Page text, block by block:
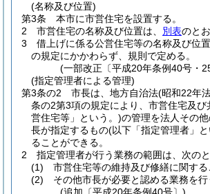
(名称及び位置)
第3条
本市に市営住宅を設置する。
2
市営住宅の名称及び位置は、 別表のと
3
借上げに係る公営住宅等の名称及び位置
の規定にかかわらず、規則で定める。
(一部改正〔平成20年条例40号・
(指定管理者による管理)
第3条の2
市長は、地方自治法(昭和22年
条の2第3項の規定により、市営住宅及び
営住宅等」という。)の管理を法人その
長が指定するもの(以下「指定管理者」
ることができる。
2
指定管理者が行う業務の範囲は、次のと
(1)
市営住宅等の維持及び修繕に関する
(2)
その他市長が必要と認める業務を行